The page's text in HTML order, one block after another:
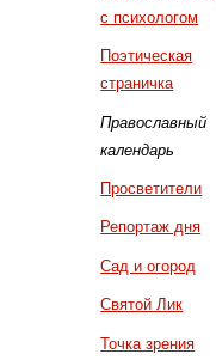
с психологом
Поэтическая
страничка
Православный
календарь
Просветители
Репортаж дня
Сад и огород
Святой Лик
Точка зрения